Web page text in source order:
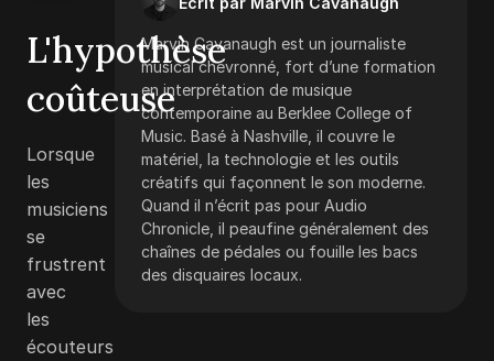
Marvin Cavanaugh est un journaliste
musical chevronné, fort d’une formation
en interprétation de musique
contemporaine au Berklee College of
Music. Basé à Nashville, il couvre le
matériel, la technologie et les outils
créatifs qui façonnent le son moderne.
Quand il n’écrit pas pour Audio
Chronicle, il peaufine généralement des
chaînes de pédales ou fouille les bacs
des disquaires locaux.
L'hypothèse
coûteuse
Lorsque
les
musiciens
se
frustrent
avec
les
écouteurs